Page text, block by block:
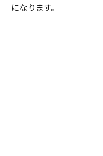
になります。